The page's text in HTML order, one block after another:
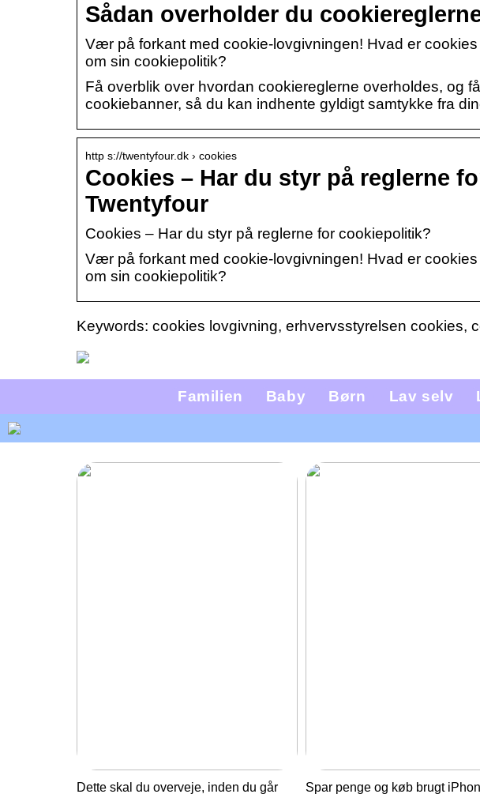
Sådan overholder du
Vær på forkant med cookie-lovgivningen! Hvad er
om sin cookiepolitik?
Få overblik over hvordan cookiereglerne overholdes, og
cookiebanner, så du kan indhente gyldigt samtykke fra
http s://twentyfour.dk › cookies
Cookies – Har du styr på reglerne
Twentyfour
Cookies – Har du styr på reglerne for cookiepolitik?
Vær på forkant med cookie-lovgivningen! Hvad er
om sin cookiepolitik?
Keywords: cookies lovgivning, erhvervsstyrelsen cookies,
Familien Baby Børn Lav selv
Dette skal du overveje, inden du går
Spar penge og køb brugt